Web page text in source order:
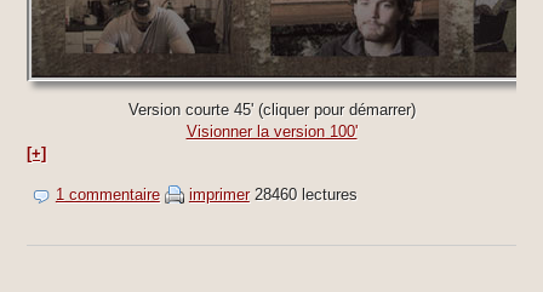
Version courte 45' (cliquer pour démarrer)
Visionner la version 100'
[+]
1 commentaire imprimer 28460 lectures